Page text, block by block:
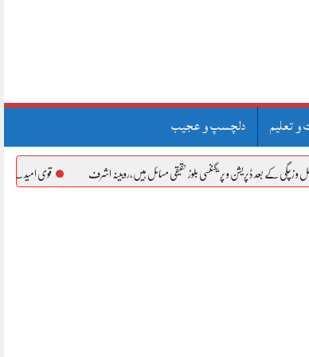
تعلیم دلچسپ و عجیب
و پریگننسی بلوز حقیقی مسائل ہیں،روبینہ اشرف قوی امید ہے ” مُکھو” بہترین فلم